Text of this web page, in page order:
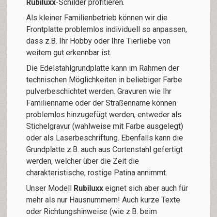
Rubiluxx-Schilder profitieren.
Als kleiner Familienbetrieb können wir die
Frontplatte problemlos individuell so anpassen,
dass z.B. Ihr Hobby oder Ihre Tierliebe von
weitem gut erkennbar ist.
Die Edelstahlgrundplatte kann im Rahmen der
technischen Möglichkeiten in beliebiger Farbe
pulverbeschichtet werden. Gravuren wie Ihr
Familienname oder der Straßenname können
problemlos hinzugefügt werden, entweder als
Stichelgravur (wahlweise mit Farbe ausgelegt)
oder als Laserbeschriftung. Ebenfalls kann die
Grundplatte z.B. auch aus Cortenstahl gefertigt
werden, welcher über die Zeit die
charakteristische, rostige Patina annimmt.
Unser Modell Rubiluxx eignet sich aber auch für
mehr als nur Hausnummern! Auch kurze Texte
oder Richtungshinweise (wie z.B. beim